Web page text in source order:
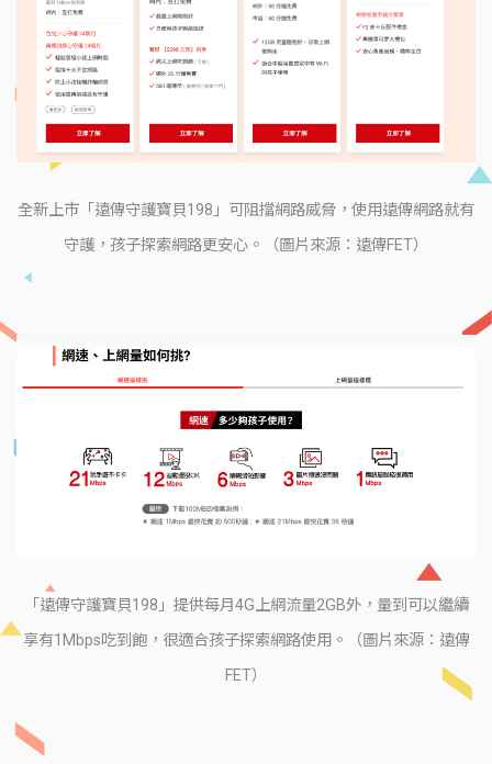
全新上市「遠傳守護寶貝198」可阻擋網路威脅，使用遠傳網路就有
守護，孩子探索網路更安心。（圖片來源：遠傳FET）
「遠傳守護寶貝198」提供每月4G上網流量2GB外，量到可以繼續
享有1Mbps吃到飽，很適合孩子探索網路使用。（圖片來源：遠傳
FET）